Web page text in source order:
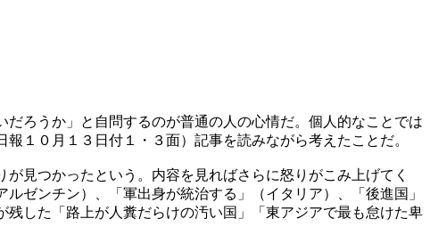
ろうか」と自問するのが普通の人の心情だ。個人的なことでは
１０月１３日付１・３面）記事を読みながら考えたことだ。
見つかったという。内容を見ればさらに怒りがこみ上げてく
ゼンチン）、「軍出身が統治する」（イタリア）、「後進国」
した「路上が人糞だらけの汚い国」「東アジアで最も怠けた卑